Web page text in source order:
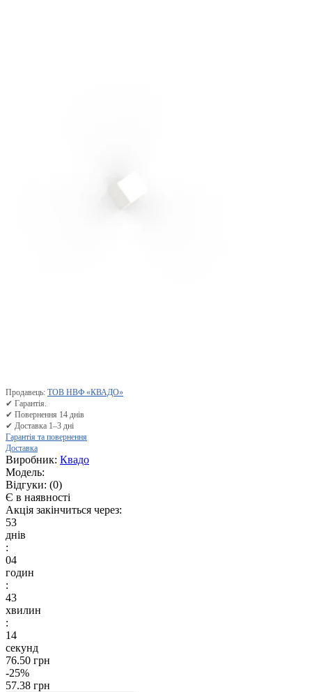
Продавець: ТОВ НВФ «КВАДО»
✔ Гарантія.
✔ Повернення 14 днів
✔ Доставка 1–3 дні
Гарантія та повернення
Доставка
Виробник: Квадо
Модель:
Відгуки: (0)
Є в наявності
Акція закінчиться через:
53
днів
:
04
годин
:
43
хвилин
:
12
секунд
76.50 грн
-25%
57.38 грн